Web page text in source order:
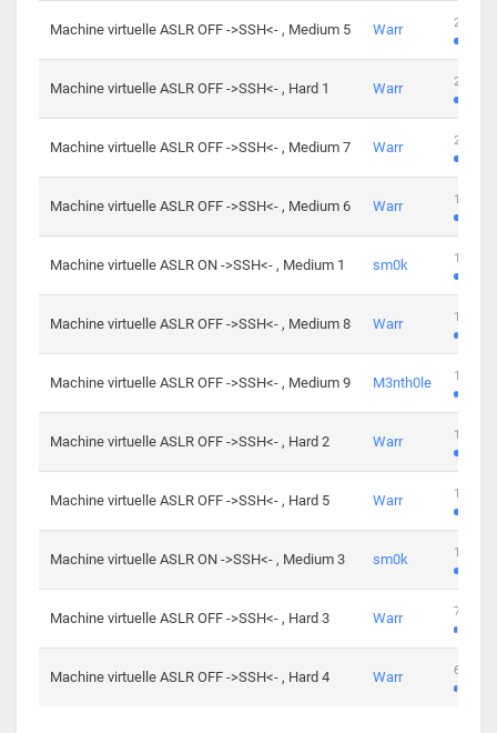
Machine virtuelle ASLR OFF ->SSH<- , Medium 5 Warr 265
Machine virtuelle ASLR OFF ->SSH<- , Hard 1 Warr 224
Machine virtuelle ASLR OFF ->SSH<- , Medium 7 Warr 230
Machine virtuelle ASLR OFF ->SSH<- , Medium 6 Warr 168
Machine virtuelle ASLR ON ->SSH<- , Medium 1 sm0k 139
Machine virtuelle ASLR OFF ->SSH<- , Medium 8 Warr 112
Machine virtuelle ASLR OFF ->SSH<- , Medium 9 M3nth0le 100
Machine virtuelle ASLR OFF ->SSH<- , Hard 2 Warr 176
Machine virtuelle ASLR OFF ->SSH<- , Hard 5 Warr 115
Machine virtuelle ASLR ON ->SSH<- , Medium 3 sm0k 115
Machine virtuelle ASLR OFF ->SSH<- , Hard 3 Warr 76
Machine virtuelle ASLR OFF ->SSH<- , Hard 4 Warr 63